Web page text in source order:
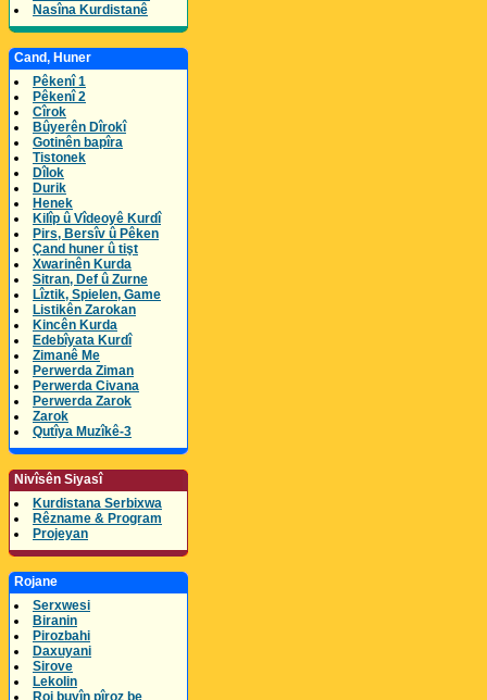
Nasîna Kurdistanê
Cand, Huner
Pêkenî 1
Pêkenî 2
Cîrok
Bûyerên Dîrokî
Gotinên bapîra
Tistonek
Dîlok
Durik
Henek
Kilîp û Vîdeoyê Kurdî
Pirs, Bersîv û Pêken
Çand huner û tişt
Xwarinên Kurda
Sitran, Def û Zurne
Lîztik, Spielen, Game
Listikên Zarokan
Kincên Kurda
Edebîyata Kurdî
Zimanê Me
Perwerda Ziman
Perwerda Civana
Perwerda Zarok
Zarok
Qutîya Muzîkê-3
Nivîsên Siyasî
Kurdistana Serbixwa
Rêzname & Program
Projeyan
Rojane
Serxwesi
Biranin
Pirozbahi
Daxuyani
Sirove
Lekolin
Roj buyîn pîroz be